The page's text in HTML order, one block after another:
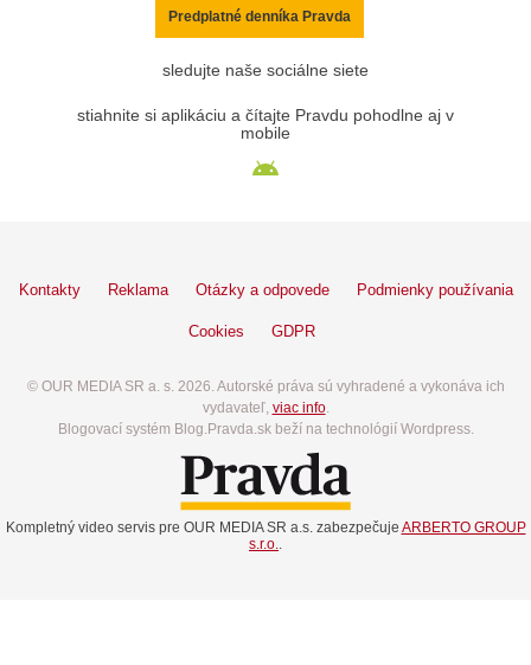
Predplatné denníka Pravda
sledujte naše sociálne siete
stiahnite si aplikáciu a čítajte Pravdu pohodlne aj v
mobile
Kontakty Reklama Otázky a odpovede Podmienky používania
Cookies GDPR
© OUR MEDIA SR a. s. 2026. Autorské práva sú vyhradené a vykonáva ich
vydavateľ, viac info.
Blogovací systém Blog.Pravda.sk beží na technológií Wordpress.
Kompletný video servis pre OUR MEDIA SR a.s. zabezpečuje ARBERTO GROUP
s.r.o..